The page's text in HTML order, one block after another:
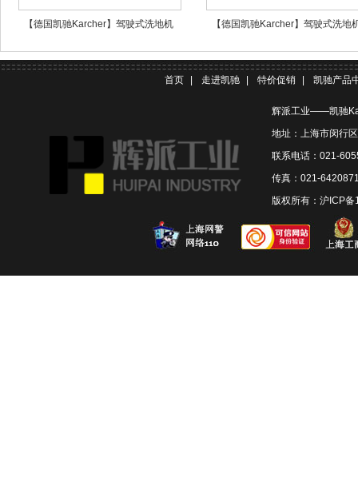
【德国凯驰Karcher】驾驶式洗地机
【德国凯驰Karcher】驾驶式洗地
首页 走进凯驰 特价促销 凯驰产品
辉派工业——凯驰
地址：上海市闵行
联系电话：021-
传真：021-
版权所有： 沪ICP备